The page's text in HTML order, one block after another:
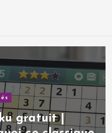
de Resident Evil: